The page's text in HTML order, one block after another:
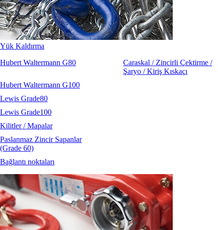
Yük Kaldırma
Hubert Waltermann G80
Hubert Waltermann G100
Lewis Grade80
Lewis Grade100
Kilitler / Mapalar
Paslanmaz Zincir Sapanlar
(Grade 60)
Bağlantı noktaları
Caraskal / Zincirli Çektirme /
Şaryo / Kiriş Kıskaçı